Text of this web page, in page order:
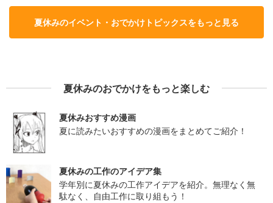
夏休みのイベント・おでかけトピックスをもっと見る
夏休みのおでかけをもっと楽しむ
夏休みおすすめ漫画
夏に読みたいおすすめの漫画をまとめてご紹介！
夏休みの工作のアイデア集
学年別に夏休みの工作アイデアを紹介。無理なく無
駄なく、自由工作に取り組もう！